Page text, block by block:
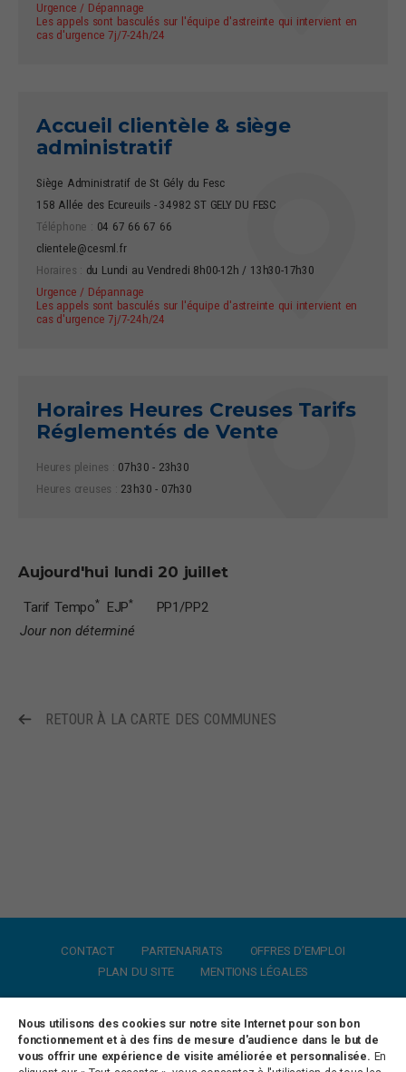
Urgence / Dépannage
Les appels sont basculés sur l'équipe d'astreinte qui intervient en
cas d'urgence 7j/7-24h/24
Accueil clientèle & siège
administratif
Siège Administratif de St Gély du Fesc
158 Allée des Ecureuils - 34982 ST GELY DU FESC
Téléphone : 04 67 66 67 66
clientele@cesml.fr
Horaires : du Lundi au Vendredi 8h00-12h / 13h30-17h30
Urgence / Dépannage
Les appels sont basculés sur l'équipe d'astreinte qui intervient en
cas d'urgence 7j/7-24h/24
Horaires Heures Creuses Tarifs
Réglementés de Vente
Heures pleines : 07h30 - 23h30
Heures creuses : 23h30 - 07h30
Aujourd'hui lundi 20 juillet
Tarif Tempo* EJP*
PP1/PP2
Jour non déterminé
RETOUR À LA CARTE DES COMMUNES
CONTACT PARTENARIATS
OFFRES D’EMPLOI
PLAN DU SITE
MENTIONS LÉGALES
Antenne de Paulhan
Nous utilisons des cookies sur notre site Internet pour son bon
fonctionnement et à des fins de mesure d'audience dans le but de
vous offrir une expérience de visite améliorée et personnalisée. En